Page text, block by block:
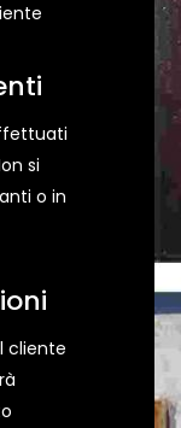
si
o in
cliente